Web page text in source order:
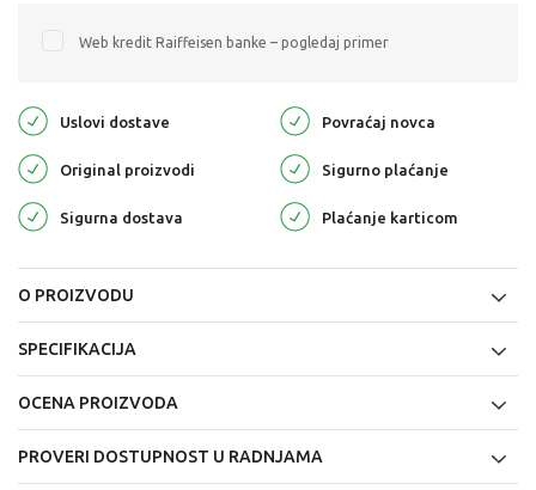
Web kredit Raiffeisen banke – pogledaj primer
Uslovi dostave Povraćaj novca
Original proizvodi Sigurno plaćanje
Sigurna dostava Plaćanje karticom
O PROIZVODU
SPECIFIKACIJA
OCENA PROIZVODA
PROVERI DOSTUPNOST U RADNJAMA